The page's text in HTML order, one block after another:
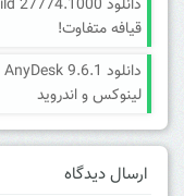
قیافه متفاوت!
لینوکس و اندروید
ارسال دیدگاه